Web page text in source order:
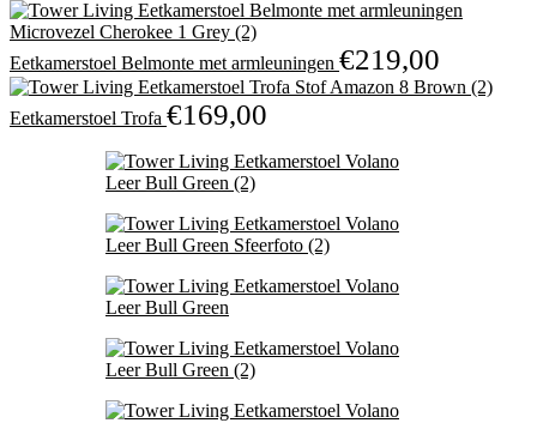
Eetkamerstoel Belmonte met armleuningen €219,00
Eetkamerstoel Trofa €169,00